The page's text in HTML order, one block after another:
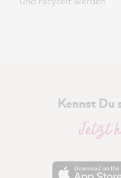
Kennst Du
Jetzt